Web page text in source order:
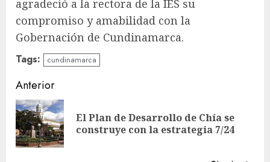
agradeció a la rectora de la IES su
compromiso y amabilidad con la
Gobernación de Cundinamarca.
Tags: cundinamarca
Sigue
leyendo
Anterior
El Plan de Desarrollo de Chía se
construye con la estrategia 7/24